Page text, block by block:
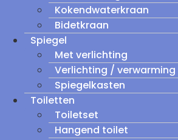
Kokendwaterkraan
Bidetkraan
Spiegel
Met verlichting
Verlichting / verwarming
Spiegelkasten
Toiletten
Toiletset
Hangend toilet